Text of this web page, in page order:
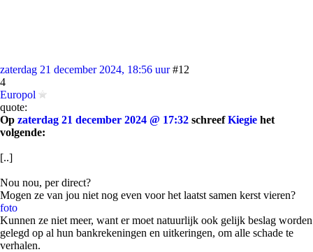
zaterdag 21 december 2024, 18:56 uur #12
4
Europol
quote:
Op zaterdag 21 december 2024 @ 17:32 schreefKiegie het
volgende:
[..]
Nou nou, per direct?
Mogen ze van jou niet nog even voor het laatst samen kerst vieren?
foto
Kunnen ze niet meer, want er moet natuurlijk ook gelijk beslag worden
gelegd op al hun bankrekeningen en uitkeringen, om alle schade te
verhalen.